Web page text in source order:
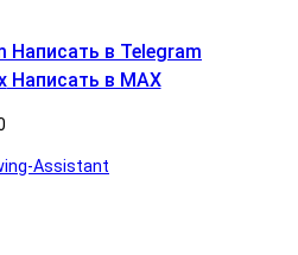
Написать в Telegram
Написать в MAX